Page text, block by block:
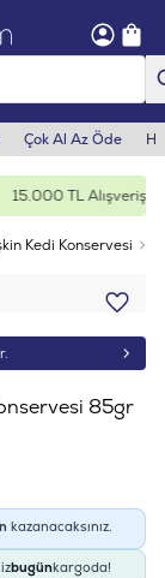
Çok Al Az Öde
15.000 TL Alışverişe
Kedi Konservesi
85gr
kazanacaksınız.
bugünkargoda!